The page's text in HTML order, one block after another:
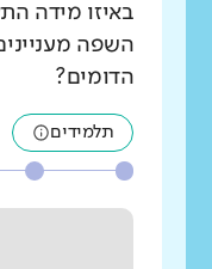
באיזו מידה
השפה
הדומים?
תלמידים